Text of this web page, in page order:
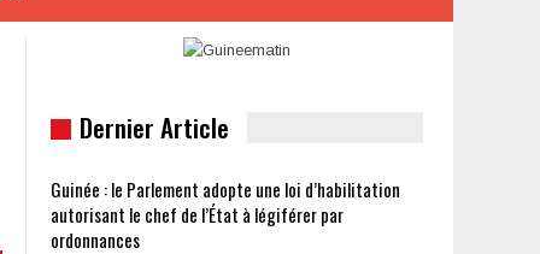
Dernier Article
Guinée : le Parlement adopte une loi d’habilitation
autorisant le chef de l’État à légiférer par
ordonnances